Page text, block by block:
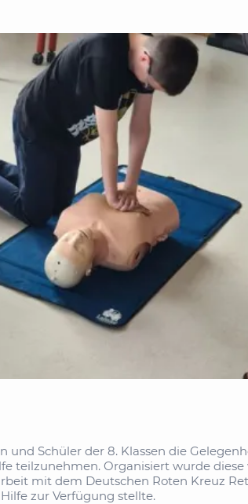
und Schüler der 8. Klassen die
teilzunehmen. Organisiert wurde
mit dem Deutschen Roten Kreuz
zur Verfügung stellte.